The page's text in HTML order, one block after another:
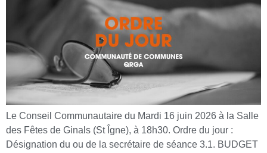
Le Conseil Communautaire du Mardi 16 juin 2026 à la Salle
des Fêtes de Ginals (St Îgne), à 18h30. Ordre du jour :
Désignation du ou de la secrétaire de séance 3.1. BUDGET